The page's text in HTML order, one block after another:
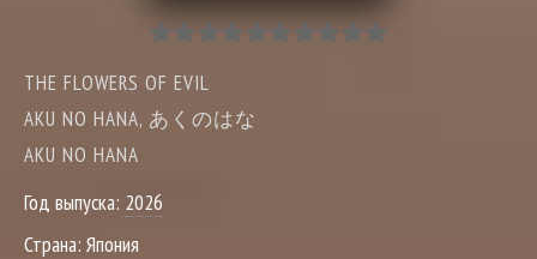
THE FLOWERS OF EVIL
AKU NO HANA, あくのはな
AKU NO HANA
Год выпуска: 2026
Страна: Япония